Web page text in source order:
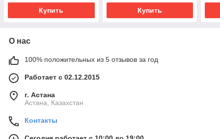
Купить Купить
О нас
100% положительных из 5 отзывов за год
Работает с 02.12.2015
г. Астана
Астана, Казахстан
Контакты